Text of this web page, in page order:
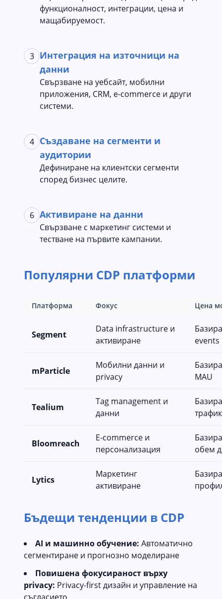
функционалност, интеграции, цена и
мащабируемост.
3 Интеграция на източници на
данни
Свързване на уебсайт, мобилни
приложения, CRM, e-commerce и други
системи.
4 Създаване на сегменти и
аудитории
Дефиниране на клиентски сегменти
според бизнес целите.
6 Активиране на данни
Свързване с маркетинг системи и
тестване на първите кампании.
Популярни CDP платформи
Платформа Фокус Цена
Segment
Data infrastructure и
активиране
events
mParticle
Мобилни данни и
privacy
MAU
Tealium
Tag management и
данни
трафик
Bloomreach
E-commerce и
персонализация
обем
Lytics
Маркетинг
активиране
Бъдещи тенденции в CDP
AI и машинно обучение: Автоматично
сегментиране и прогнозно моделиране
Повишена фокусираност върху
privacy: Privacy-first дизайн и управление на